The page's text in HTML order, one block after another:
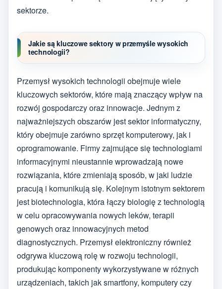
sektorze.
Jakie są kluczowe sektory w przemyśle wysokich
technologii?
Przemysł wysokich technologii obejmuje wiele
kluczowych sektorów, które mają znaczący wpływ na
rozwój gospodarczy oraz innowacje. Jednym z
najważniejszych obszarów jest sektor informatyczny,
który obejmuje zarówno sprzęt komputerowy, jak i
oprogramowanie. Firmy zajmujące się technologiami
informacyjnymi nieustannie wprowadzają nowe
rozwiązania, które zmieniają sposób, w jaki ludzie
pracują i komunikują się. Kolejnym istotnym sektorem
jest biotechnologia, która łączy biologię z technologią
w celu opracowywania nowych leków, terapii
genowych oraz innowacyjnych metod
diagnostycznych. Przemysł elektroniczny również
odgrywa kluczową rolę w rozwoju technologii,
produkując komponenty wykorzystywane w różnych
urządzeniach, takich jak smartfony, komputery czy